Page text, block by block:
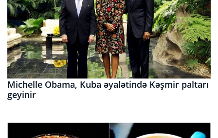
Michelle Obama, Kuba əyalətində Kəşmir paltarı
geyinir